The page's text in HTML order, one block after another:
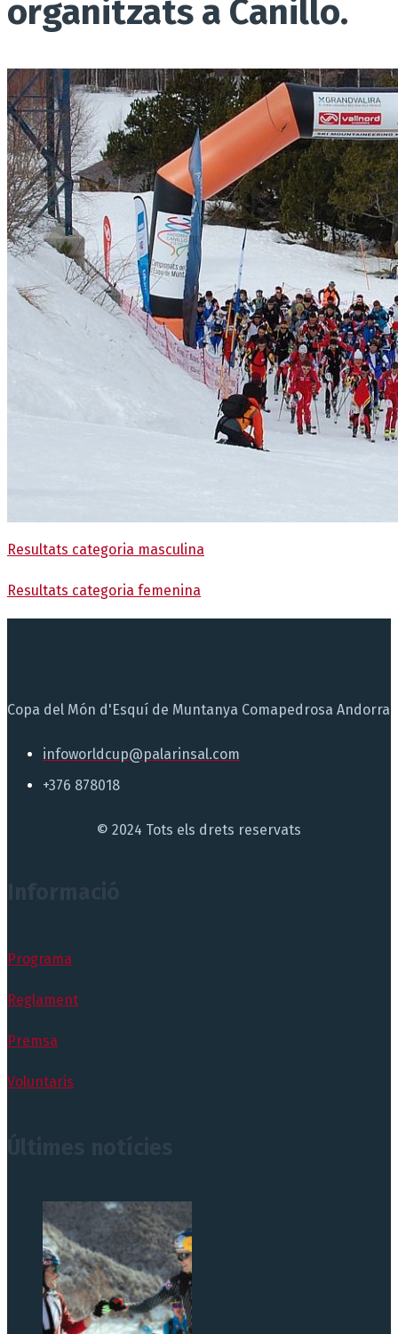
organitzats a Canillo.
Resultats categoria masculina
Resultats categoria femenina
Copa del Món d'Esquí de Muntanya Comapedrosa Andorra
infoworldcup@palarinsal.com
+376 878018
© 2024 Tots els drets reservats
Programa
Reglament
Premsa
Voluntaris